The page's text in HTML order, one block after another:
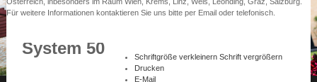
Für weitere Informationen kontaktieren Sie uns bitte per Email oder telefonisch.
System 50 Schriftgröße verkleinern Schrift vergrößern
Drucken
E-Mail